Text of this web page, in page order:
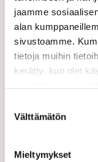
jaamme
alan
sivustoamme.
tietoja muihin
kerätty, kun olet
valinta
Välttämätön
Mieltymykset
Riihimäen
PL 125 (Eteläinen